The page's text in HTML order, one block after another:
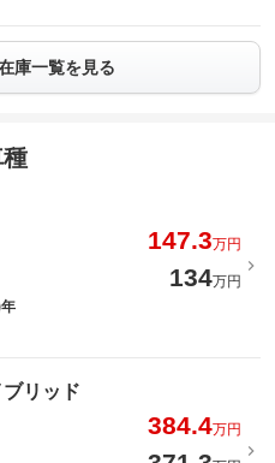
庫一覧を見る
147.3万円
134万円
リッド
384.4万円